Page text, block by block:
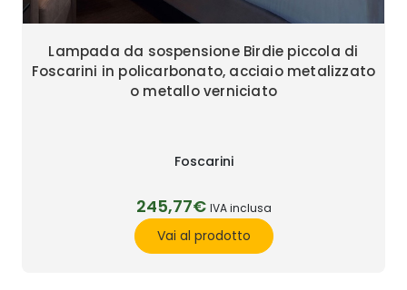
Lampada da sospensione Birdie piccola di
Foscarini in policarbonato, acciaio metalizzato
o metallo verniciato
Foscarini
245,77€ IVA inclusa
Vai al prodotto